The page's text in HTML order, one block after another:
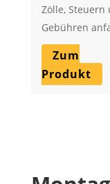
Zölle, Steuern
Gebühren
Zum
Produkt